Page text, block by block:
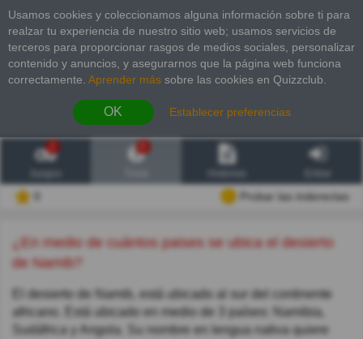
Usamos cookies y coleccionamos alguna información sobre ti para
realzar tu experiencia de nuestro sitio web; usamos servicios de
terceros para proporcionar rasgos de medios sociales, personalizar
contenido y anuncios, y asegurarnos que la página web funciona
correctamente. Aprender más sobre las cookies en Quizzclub.
OK Establecer preferencias
2
Probar las inderectas
¿En medio de cuántos paises se ubica el desierto
de Namib?
El desierto de Namib, está ubicado al sur del continente
africano. Está ubicado en medio de 3 países: Namibia,
Sudáfrica y Angola. Su nombre en lengua nativa quiere